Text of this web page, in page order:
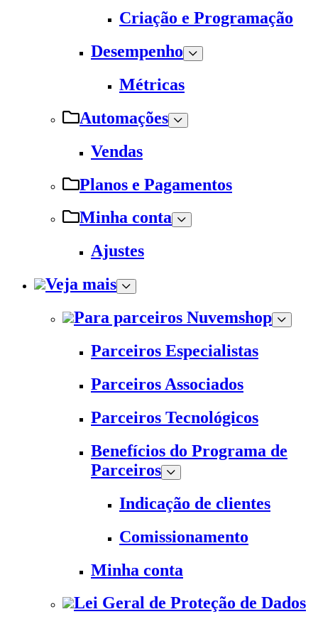
Criação e Programação
Desempenho
Métricas
Automações
Vendas
Planos e Pagamentos
Minha conta
Ajustes
Veja mais
Para parceiros Nuvemshop
Parceiros Especialistas
Parceiros Associados
Parceiros Tecnológicos
Benefícios do Programa de
Parceiros
Indicação de clientes
Comissionamento
Minha conta
Lei Geral de Proteção de Dados